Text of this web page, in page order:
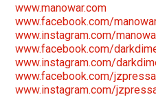
www.manowar.com
www.facebook.com/
www.instagram.com/
www.facebook.com/
www.instagram.com/
www.facebook.com/
www.instagram.com/